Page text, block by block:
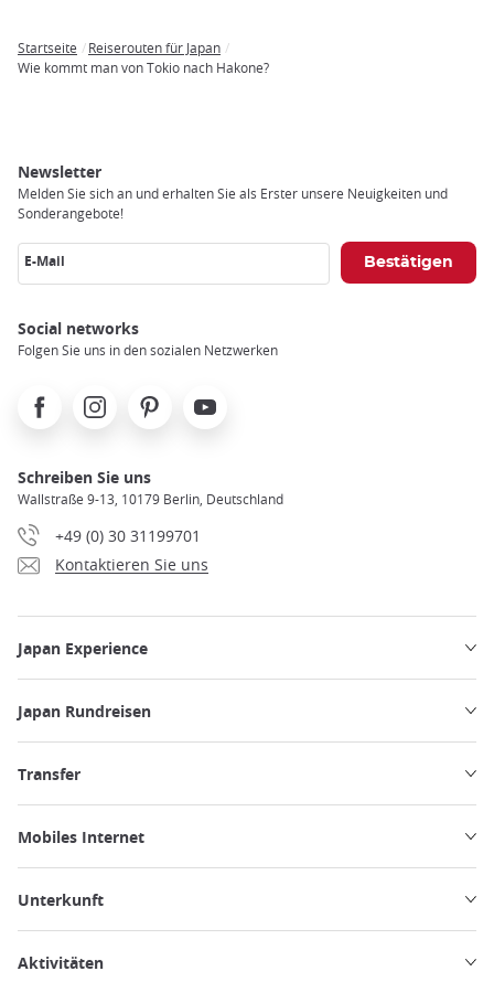
Breadcrumb
Startseite
Reiserouten für Japan
Wie kommt man von Tokio nach Hakone?
Newsletter
Melden Sie sich an und erhalten Sie als Erster unsere Neuigkeiten und
Sonderangebote!
E-Mail
Social networks
Folgen Sie uns in den sozialen Netzwerken
FacebookInstagramPinterest Youtube
Schreiben Sie uns
Wallstraße 9-13, 10179 Berlin, Deutschland
+49 (0) 30 31199701
Kontaktieren Sie uns
Japan Experience
Japan Rundreisen
Transfer
Mobiles Internet
Unterkunft
Aktivitäten